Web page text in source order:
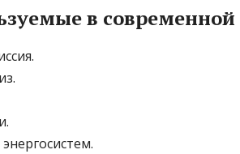
в современной